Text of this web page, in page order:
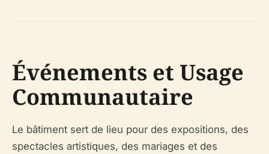
Événements et Usage
Communautaire
Le bâtiment sert de lieu pour des expositions, des
spectacles artistiques, des mariages et des